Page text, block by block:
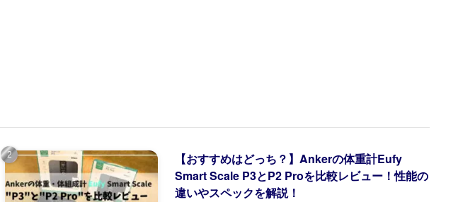
【おすすめはどっち？】Ankerの体重計Eufy
Smart Scale P3とP2 Proを比較レビュー！性能の
違いやスペックを解説！